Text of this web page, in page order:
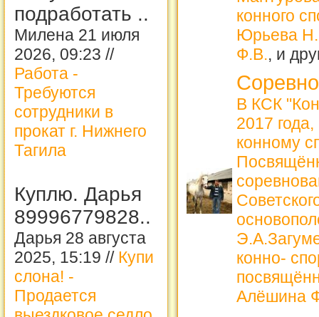
подработать ..
Милена 21 июля
2026, 09:23 //
Работа -
Требуются
сотрудники в
прокат г. Нижнего
Тагила
Куплю. Дарья
89996779828..
Дарья 28 августа
2025, 15:19 // Купи
слона! -
Продается
конного
Юрьева
Ф.В., и
В КСК
2017
конному
конно-
Алёшина